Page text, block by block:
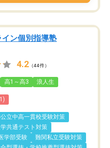
イン個別指導塾
4.2 （44件）
高1～高3 浪人生
立中高一貫校受験対策
共通テスト対策
学部受験
難関私立受験対策